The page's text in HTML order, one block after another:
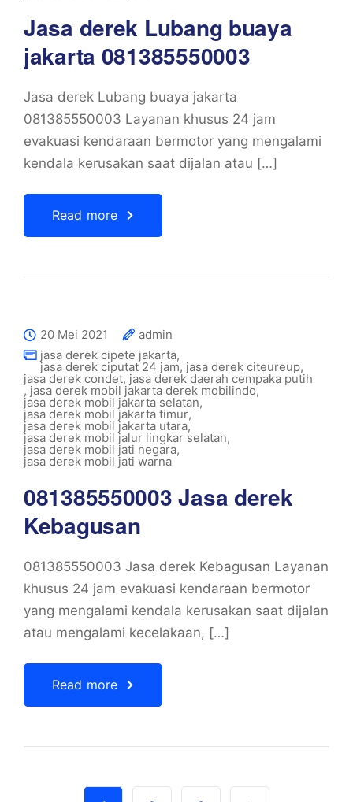
Jasa derek Lubang buaya
jakarta 081385550003
Jasa derek Lubang buaya jakarta
081385550003 Layanan khusus 24 jam
evakuasi kendaraan bermotor yang mengalami
kendala kerusakan saat dijalan atau […]
Read more
20 Mei 2021
admin
jasa derek cipete jakarta,
jasa derek ciputat 24 jam, jasa derek citeureup,
jasa derek condet, jasa derek daerah cempaka putih
, jasa derek mobil jakarta derek mobilindo,
jasa derek mobil jakarta selatan,
jasa derek mobil jakarta timur,
jasa derek mobil jakarta utara,
jasa derek mobil jalur lingkar selatan,
jasa derek mobil jati negara,
jasa derek mobil jati warna
081385550003 Jasa derek
Kebagusan
081385550003 Jasa derek Kebagusan Layanan
khusus 24 jam evakuasi kendaraan bermotor
yang mengalami kendala kerusakan saat dijalan
atau mengalami kecelakaan, […]
Read more